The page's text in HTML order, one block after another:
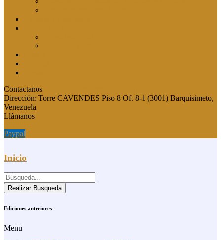
Contactanos
Dirección: Torre CAVENDES Piso 8 Of. 8-1 (3001) Barquisimeto,
Venezuela
Llàmanos
Paypal
Inicio
Realizar Busqueda
Ediciones anteriores
Menu